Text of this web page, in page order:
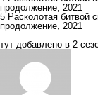
продолжение, 2021
5 Расколотая битвой
продолжение, 2021
тут добавлено в 2